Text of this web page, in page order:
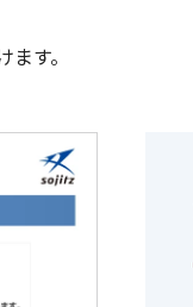
す。